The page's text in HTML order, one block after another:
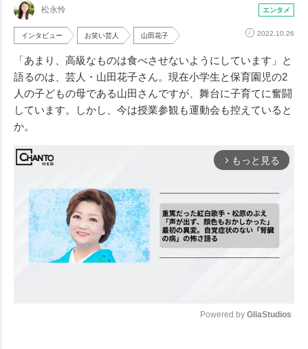
松永怜 エンタメ
インタビュー お笑い芸人 山田花子 2022.10.26
「あまり、高級なものは食べさせないようにしています」と
語るのは、芸人・山田花子さん。現在小学生と保育園児の2
人の子どもの母である山田さんですが、舞台に子育てに奮闘
しています。しかし、今は授業参観も運動会も控えていると
か。
arrow_forward_ios もっと見る
Powered by GliaStudios